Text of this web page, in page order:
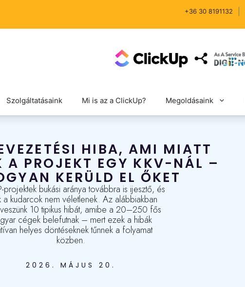
+36 30 8191132
Szolgáltatásaink Mi is az a ClickUp? Megoldásaink
HIBA, AMI MIATT
A PROJEKT EGY KKV-NÁL –
KERÜLD EL ŐKET
projektek bukási aránya továbbra is ijesztő, és
a kudarcok nem véletlenek. Az alábbiakban
10 tipikus hibát, amibe a 20–250 fős
cégek belefutnak – mert ezek a hibák
helyes döntéseknek tűnnek a folyamat
közben.
2026. MÁJUS 20.